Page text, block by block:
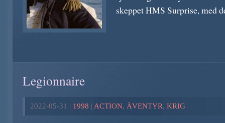
skeppet HMS Surprise, med
Legionnaire
2022-05-31 | 1998 | ACTION, ÄVENTYR, KRIG